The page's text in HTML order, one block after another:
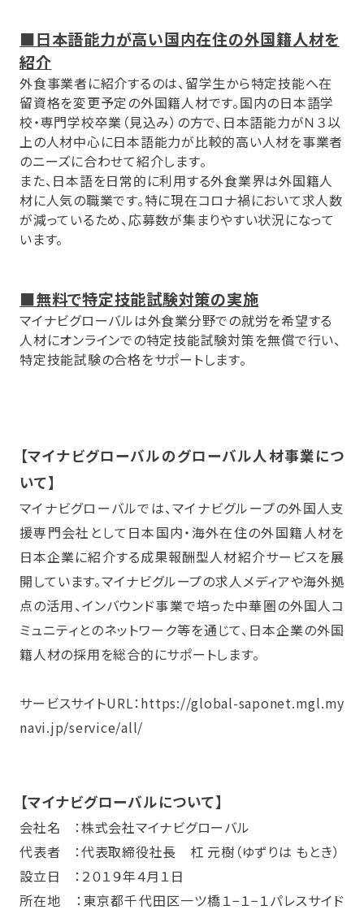
■日本語能力が高い国内在住の外国籍人材を
紹介
外食事業者に紹介するのは、留学生から特定技能へ在
留資格を変更予定の外国籍人材です。国内の日本語学
校・専門学校卒業（見込み）の方で、日本語能力がＮ３以
上の人材中心に日本語能力が比較的高い人材を事業者
のニーズに合わせて紹介します。
また、日本語を日常的に利用する外食業界は外国籍人
材に人気の職業です。特に現在コロナ禍において求人数
が減っているため、応募数が集まりやすい状況になって
います。
■無料で特定技能試験対策の実施
マイナビグローバルは外食業分野での就労を希望する
人材にオンラインでの特定技能試験対策を無償で行い、
特定技能試験の合格をサポートします。
【マイナビグローバルのグローバル人材事業につ
いて】
マイナビグローバルでは、マイナビグループの外国人支
援専門会社として日本国内・海外在住の外国籍人材を
日本企業に紹介する成果報酬型人材紹介サービスを展
開しています。マイナビグループの求人メディアや海外拠
点の活用、インバウンド事業で培った中華圏の外国人コ
ミュニティとのネットワーク等を通じて、日本企業の外国
籍人材の採用を総合的にサポートします。
サービスサイトURL： https://global-saponet.mgl.my
navi.jp/service/all/
【マイナビグローバルについて】
会社名 ：株式会社マイナビグローバル
代表者 ：代表取締役社長 杠 元樹（ゆずりは もとき）
設立日 ：２０１９年４月１日
所在地 ：東京都千代田区一ツ橋１−１−１パレスサイド